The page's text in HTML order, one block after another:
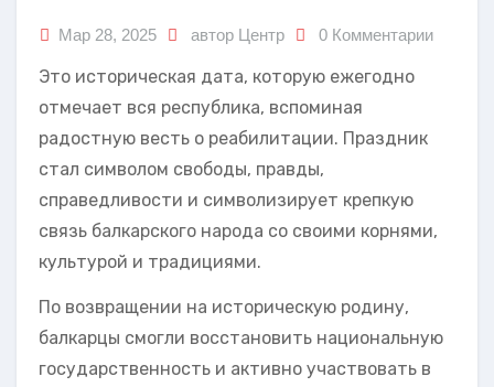
Мар 28, 2025 автор Центр 0 Комментарии
Это историческая дата, которую ежегодно
отмечает вся республика, вспоминая
радостную весть о реабилитации. Праздник
стал символом свободы, правды,
справедливости и символизирует крепкую
связь балкарского народа со своими корнями,
культурой и традициями.
По возвращении на историческую родину,
балкарцы смогли восстановить национальную
государственность и активно участвовать в